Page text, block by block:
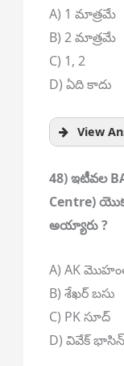
A) 1 మాత్రమే
B) 2 మాత్రమే
C) 1, 2
D) ఏది కాదు
View
48) ఇటీవల
Centre)
అయ్యారు ?
A) AK
B) శేఖర్ బసు
C) PK సూద్
D) వివేక్ భాసిన్